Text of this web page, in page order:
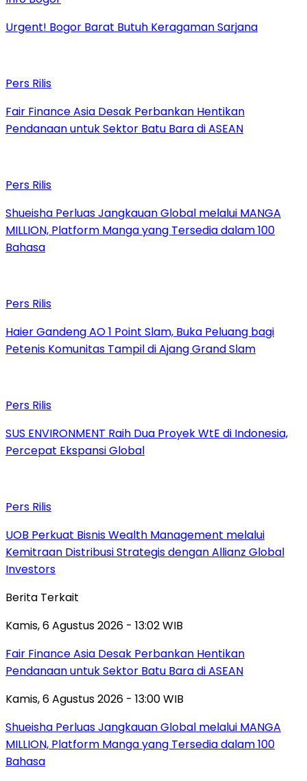
Urgent! Bogor Barat Butuh Keragaman Sarjana
Pers Rilis
Fair Finance Asia Desak Perbankan Hentikan
Pendanaan untuk Sektor Batu Bara di ASEAN
Pers Rilis
Shueisha Perluas Jangkauan Global melalui MANGA
MILLION, Platform Manga yang Tersedia dalam 100
Bahasa
Pers Rilis
Haier Gandeng AO 1 Point Slam, Buka Peluang bagi
Petenis Komunitas Tampil di Ajang Grand Slam
Pers Rilis
SUS ENVIRONMENT Raih Dua Proyek WtE di Indonesia,
Percepat Ekspansi Global
Pers Rilis
UOB Perkuat Bisnis Wealth Management melalui
Kemitraan Distribusi Strategis dengan Allianz Global
Investors
Berita Terkait
Kamis, 6 Agustus 2026 - 13:02 WIB
Fair Finance Asia Desak Perbankan Hentikan
Pendanaan untuk Sektor Batu Bara di ASEAN
Kamis, 6 Agustus 2026 - 13:00 WIB
Shueisha Perluas Jangkauan Global melalui MANGA
MILLION, Platform Manga yang Tersedia dalam 100
Bahasa